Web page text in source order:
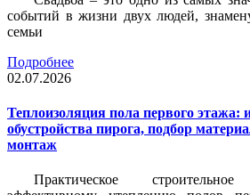
событий в жизни двух людей,
семьи
Подробнее
02.07.2026
Теплоизоляция пола первого этажа:
обустройства пирога, подбор
монтаж
Практическое